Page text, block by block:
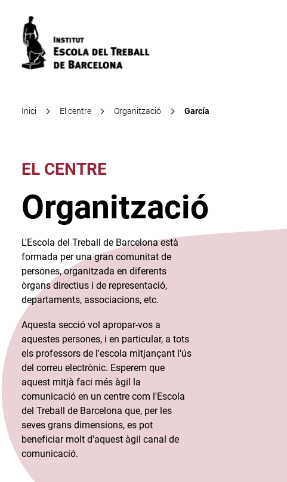
Inici El centre Organització García
EL CENTRE
Organització
L'Escola del Treball de Barcelona està
formada per una gran comunitat de
persones, organitzada en diferents
òrgans directius i de representació,
departaments, associacions, etc.​
Aquesta secció vol apropar-vos a
aquestes persones, i en particular, a tots
els professors de l'escola mitjançant l'ús
del correu electrònic. Esperem que
aquest mitjà faci més àgil la
comunicació en un centre com l'Escola
del Treball de Barcelona que, per les
seves grans dimensions, es pot
beneficiar molt d'aquest àgil canal de
comunicació.​